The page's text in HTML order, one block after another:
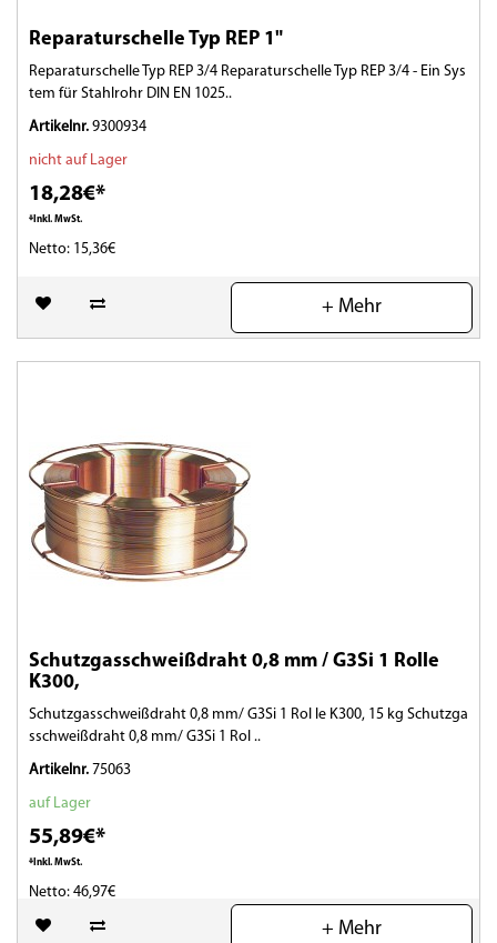
Reparaturschelle Typ REP 1"
Reparaturschelle Typ REP 3/4 Reparaturschelle Typ REP 3/4 - Ein Sys
tem für Stahlrohr DIN EN 1025..
Artikelnr. 9300934
nicht auf Lager
18,28€*
*Inkl. MwSt.
Netto: 15,36€
(0)
+ Mehr
Schutzgasschweißdraht 0,8 mm / G3Si 1 Rolle
K300,
Schutzgasschweißdraht 0,8 mm/ G3Si 1 Rol le K300, 15 kg Schutzga
sschweißdraht 0,8 mm/ G3Si 1 Rol ..
Artikelnr. 75063
auf Lager
55,89€*
*Inkl. MwSt.
Netto: 46,97€
(0)
+ Mehr